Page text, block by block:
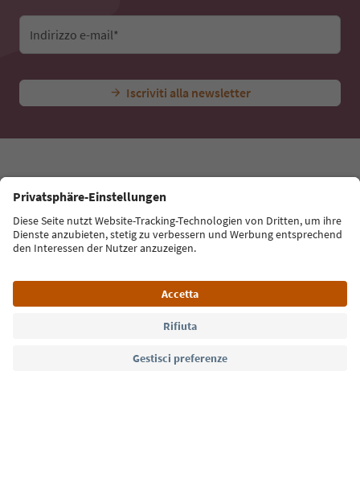
Indirizzo e-mail*
Iscriviti alla newsletter